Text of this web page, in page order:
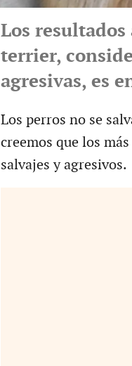
Los
terrier,
agresivas, es
Los perros no se
creemos que los
salvajes y agresivos.